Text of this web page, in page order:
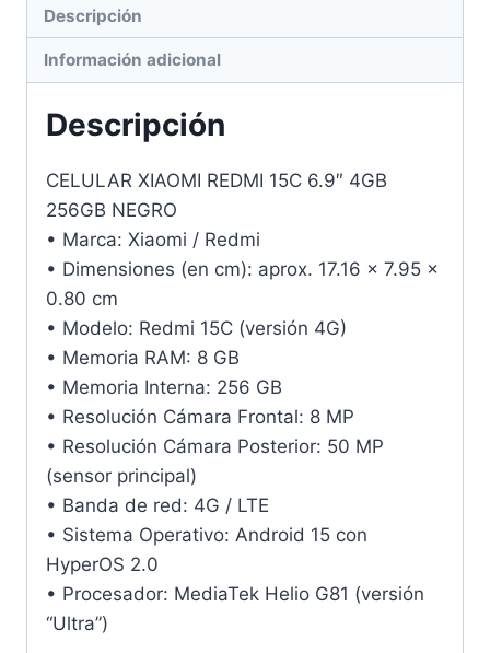
Descripción
Información adicional
Descripción
CELULAR XIAOMI REDMI 15C 6.9″ 4GB
256GB NEGRO
• Marca: Xiaomi / Redmi
• Dimensiones (en cm): aprox. 17.16 × 7.95 ×
0.80 cm
• Modelo: Redmi 15C (versión 4G)
• Memoria RAM: 8 GB
• Memoria Interna: 256 GB
• Resolución Cámara Frontal: 8 MP
• Resolución Cámara Posterior: 50 MP
(sensor principal)
• Banda de red: 4G / LTE
• Sistema Operativo: Android 15 con
HyperOS 2.0
• Procesador: MediaTek Helio G81 (versión
“Ultra”)